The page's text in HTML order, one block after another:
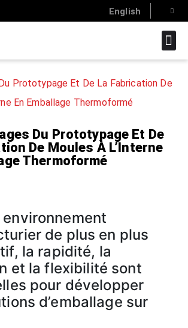
English
Prototypage Et De La Fabrication De
En Emballage Thermoformé
Du Prototypage Et De
De Moules À L’Interne
Thermoformé
environnement
de plus en plus
la rapidité, la
et la flexibilité sont
pour développer
d’emballage sur